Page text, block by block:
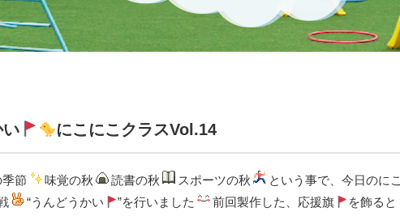
にこにこクラスVol.14
節 味覚の秋 読書の秋 スポーツの秋
という事で、今日のにこ
“うんどうかい ”を行いました 前回製作した、応援旗
を飾ると